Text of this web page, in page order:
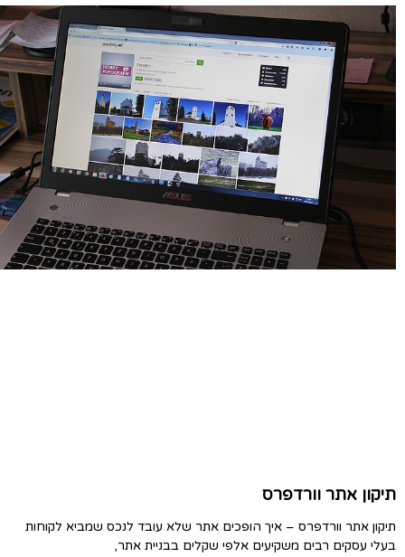
תיקון אתר וורדפרס
תיקון אתר וורדפרס – איך הופכים אתר שלא עובד לנכס שמביא לקוחות
בעלי עסקים רבים משקיעים אלפי שקלים בבניית אתר,